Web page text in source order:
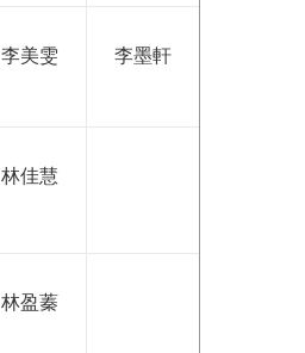
李美雯 李墨軒
林佳慧
林盈蓁